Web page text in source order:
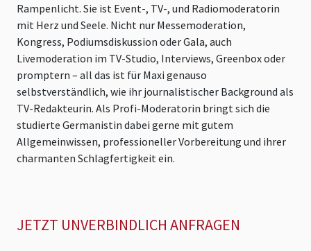
Rampenlicht. Sie ist Event-, TV-, und Radiomoderatorin
mit Herz und Seele. Nicht nur Messemoderation,
Kongress, Podiumsdiskussion oder Gala, auch
Livemoderation im TV-Studio, Interviews, Greenbox oder
promptern – all das ist für Maxi genauso
selbstverständlich, wie ihr journalistischer Background als
TV-Redakteurin. Als Profi-Moderatorin bringt sich die
studierte Germanistin dabei gerne mit gutem
Allgemeinwissen, professioneller Vorbereitung und ihrer
charmanten Schlagfertigkeit ein.
JETZT UNVERBINDLICH ANFRAGEN